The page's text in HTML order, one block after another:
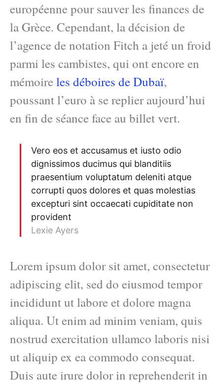
européenne pour sauver les finances de
la Grèce. Cependant, la décision de
l’agence de notation Fitch a jeté un froid
parmi les cambistes, qui ont encore en
mémoireles déboires de Dubaï,
poussant l’euro à se replier aujourd’hui
en fin de séance face au billet vert.
Vero eos et accusamus et iusto odio
dignissimos ducimus qui blanditiis
praesentium voluptatum deleniti atque
corrupti quos dolores et quas molestias
excepturi sint occaecati cupiditate non
provident
Lexie Ayers
Lorem ipsum dolor sit amet, consectetur
adipiscing elit, sed do eiusmod tempor
incididunt ut labore et dolore magna
aliqua. Ut enim ad minim veniam, quis
nostrud exercitation ullamco laboris nisi
ut aliquip ex ea commodo consequat.
Duis aute irure dolor in reprehenderit in